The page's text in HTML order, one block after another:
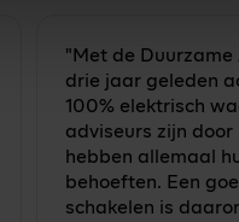
"Met de
drie jaar geleden
100% elektrisch
adviseurs zijn
hebben allemaal
behoeften. Een
schakelen is